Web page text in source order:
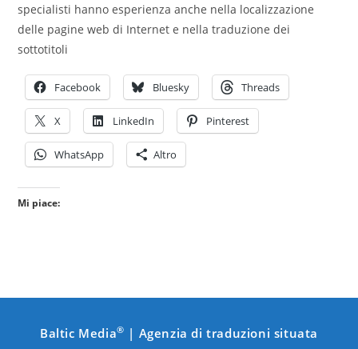
specialisti hanno esperienza anche nella localizzazione
delle pagine web di Internet e nella traduzione dei
sottotitoli
Facebook Bluesky Threads
X LinkedIn Pinterest
WhatsApp Altro
Mi piace:
Baltic Media® | Agenzia di traduzioni situata